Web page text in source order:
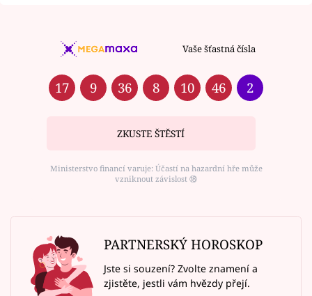
Vaše šťastná čísla
17 9 36 8 10 46 2
ZKUSTE ŠTĚSTÍ
Ministerstvo financí varuje: Účastí na hazardní hře může
vzniknout závislost ⑱
PARTNERSKÝ HOROSKOP
Jste si souzení? Zvolte znamení a
zjistěte, jestli vám hvězdy přejí.